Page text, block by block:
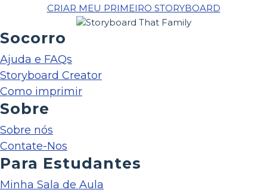
CRIAR MEU PRIMEIRO STORYBOARD
Socorro
Ajuda e FAQs
Storyboard Creator
Como imprimir
Sobre
Sobre nós
Contate-Nos
Para Estudantes
Minha Sala de Aula